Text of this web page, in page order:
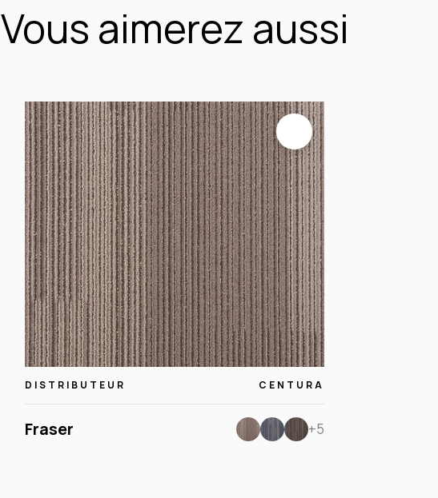
Vous aimerez aussi
DISTRIBUTEUR CENTURA
Fraser +5